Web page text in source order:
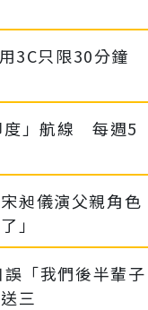
3C只限30分鐘
度」航線 每週5
昶儀演父親角色
」
「我們後半輩子
三